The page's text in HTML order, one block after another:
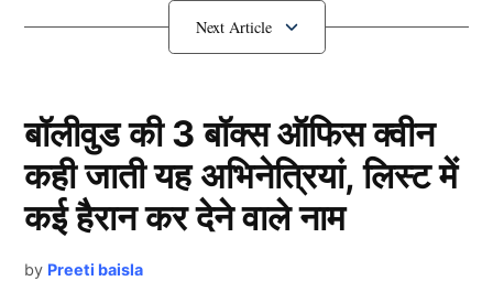
Team India की हुई घोषणा
बॉलीवुड की 3 बॉक्स ऑफिस क्वीन
कही जाती यह अभिनेत्रियां, लिस्ट में
कई हैरान कर देने वाले नाम
by Preeti baisla